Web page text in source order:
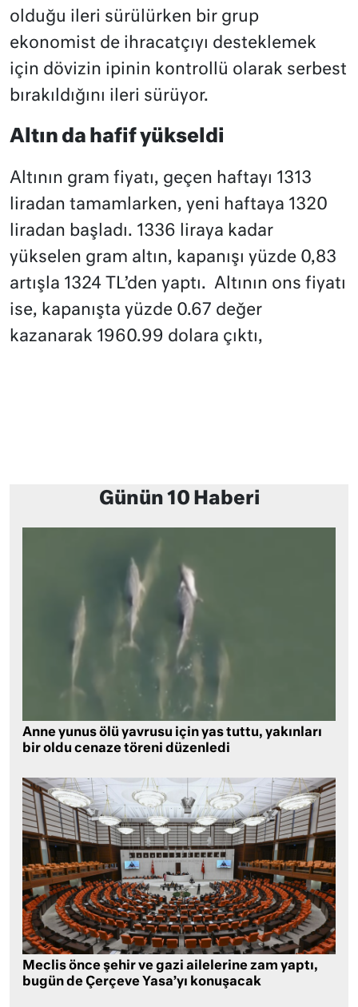
olduğu ileri sürülürken bir grup
ekonomist de ihracatçıyı desteklemek
için dövizin ipinin kontrollü olarak serbest
bırakıldığını ileri sürüyor.
Altın da hafif yükseldi
Altının gram fiyatı, geçen haftayı 1313
liradan tamamlarken, yeni haftaya 1320
liradan başladı. 1336 liraya kadar
yükselen gram altın, kapanışı yüzde 0,83
artışla 1324 TL’den yaptı. Altının ons fiyatı
ise, kapanışta yüzde 0.67 değer
kazanarak 1960.99 dolara çıktı,
Günün 10 Haberi
Anne yunus ölü yavrusu için yas tuttu, yakınları
bir oldu cenaze töreni düzenledi
Meclis önce şehir ve gazi ailelerine zam yaptı,
bugün de Çerçeve Yasa’yı konuşacak